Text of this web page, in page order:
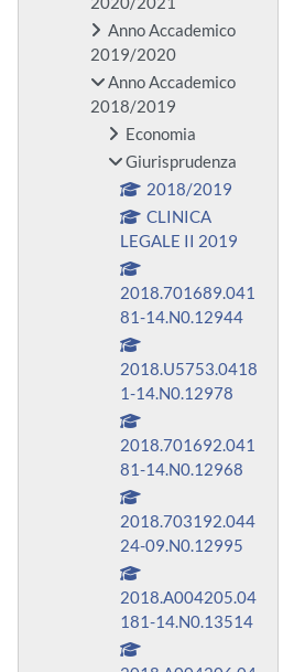
Anno Accademico
2019/2020
Anno Accademico
2018/2019
Economia
Giurisprudenza
2018/2019
CLINICA
LEGALE II 2019
2018.701689.041
81-14.N0.12944
2018.U5753.0418
1-14.N0.12978
2018.701692.041
81-14.N0.12968
2018.703192.044
24-09.N0.12995
2018.A004205.04
181-14.N0.13514